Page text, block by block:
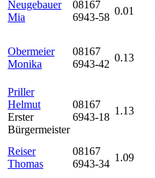
Neugebauer
Mia
08167
6943-58
0.01
Obermeier
Monika
08167
6943-42
0.13
Priller
Helmut
Erster
Bürgermeister
08167
6943-18
1.13
Reiser
Thomas
08167
6943-34
1.09